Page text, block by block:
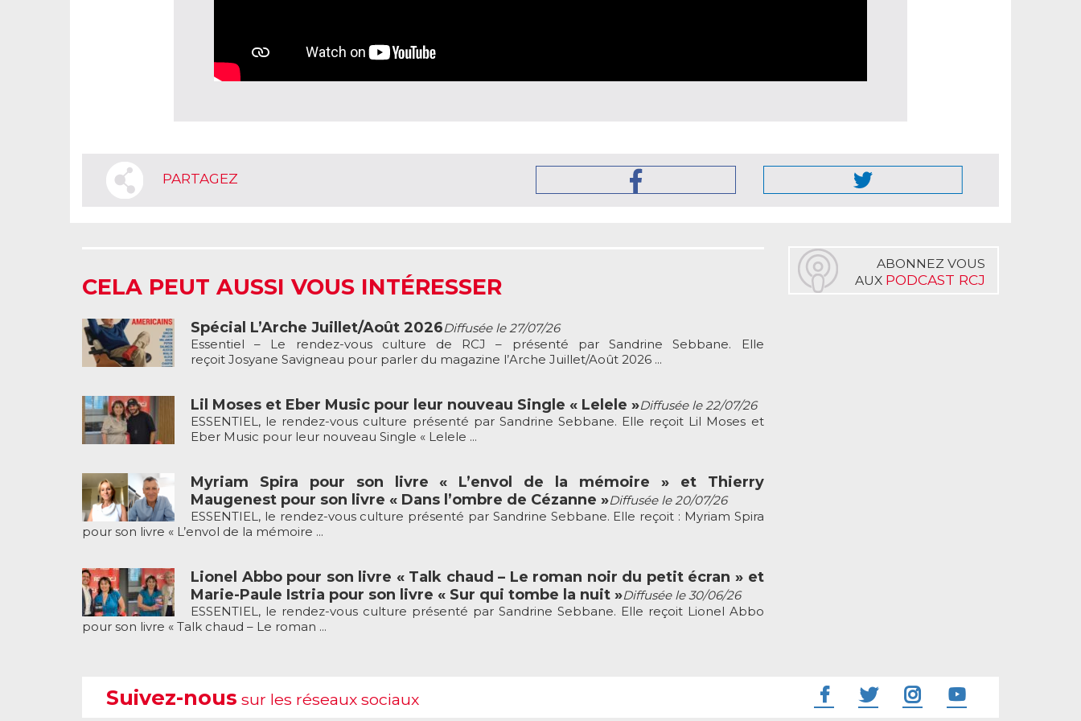
PARTAGEZ
CELA PEUT AUSSI VOUS INTÉRESSER
Spécial L’Arche Juillet/Août 2026Diffusée le 27/07/26
Essentiel – Le rendez-vous culture de RCJ – présenté par Sandrine Sebbane. Elle
reçoit Josyane Savigneau pour parler du magazine l’Arche Juillet/Août 2026 ...
Lil Moses et Eber Music pour leur nouveau Single « Lelele »Diffusée le 22/07/26
ESSENTIEL, le rendez-vous culture présenté par Sandrine Sebbane. Elle reçoit Lil Moses et
Eber Music pour leur nouveau Single « Lelele ...
Myriam Spira pour son livre « L’envol de la mémoire » et Thierry
Maugenest pour son livre « Dans l’ombre de Cézanne »Diffusée le 20/07/26
ESSENTIEL, le rendez-vous culture présenté par Sandrine Sebbane. Elle reçoit : Myriam Spira
pour son livre « L’envol de la mémoire ...
Lionel Abbo pour son livre « Talk chaud – Le roman noir du petit écran » et
Marie-Paule Istria pour son livre « Sur qui tombe la nuit »Diffusée le 30/06/26
ESSENTIEL, le rendez-vous culture présenté par Sandrine Sebbane. Elle reçoit Lionel Abbo
pour son livre « Talk chaud – Le roman ...
ABONNEZ VOUS
AUX PODCAST RCJ
Suivez-nous sur les réseaux sociaux